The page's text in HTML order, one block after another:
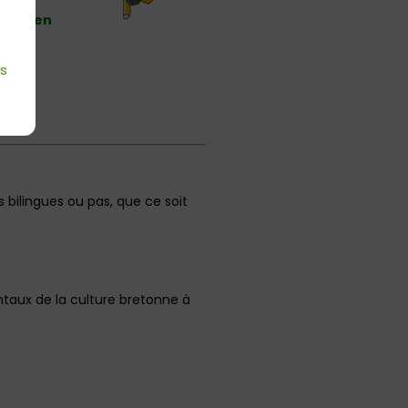
en
bilingues ou pas, que ce soit
de la culture bretonne à